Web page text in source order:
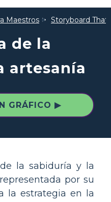
Maestros Storyboard That
de la
artesanía
GRÁFICO ▶
la sabiduría y la
por su
la estrategia en la